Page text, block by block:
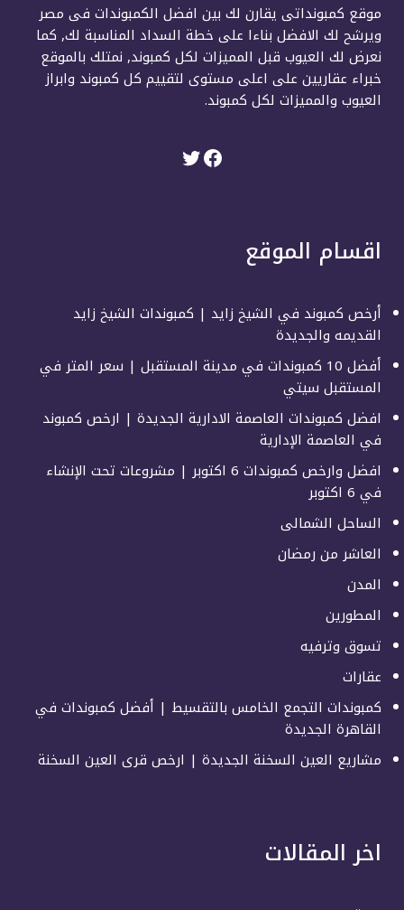
موقع كمبونداتى يقارن لك بين افضل الكمبوندات فى مصر
ويرشح لك الافضل بناءا على خطة السداد المناسبة لك, كما
نعرض لك العيوب قبل المميزات لكل كمبوند, نمتلك بالموقع
خبراء عقاريين على اعلى مستوى لتقييم كل كمبوند وابراز
العيوب والمميزات لكل كمبوند.
اقسام الموقع
أرخص كمبوند في الشيخ زايد | كمبوندات الشيخ زايد
القديمه والجديدة
أفضل 10 كمبوندات في مدينة المستقبل | سعر المتر في
المستقبل سيتي
افضل كمبوندات العاصمة الادارية الجديدة | ارخص كمبوند
في العاصمة الإدارية
افضل وارخص كمبوندات 6 اكتوبر | مشروعات تحت الإنشاء
في 6 اكتوبر
الساحل الشمالى
العاشر من رمضان
المدن
المطورين
تسوق وترفيه
عقارات
كمبوندات التجمع الخامس بالتقسيط | أفضل كمبوندات في
القاهرة الجديدة
مشاريع العين السخنة الجديدة | ارخص قرى العين السخنة
اخر المقالات